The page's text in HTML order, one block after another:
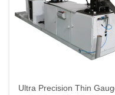
Ultra Precision Thin